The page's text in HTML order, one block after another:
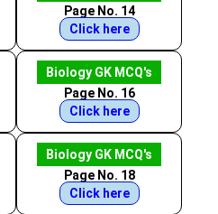
Page No. 14
Click here
Biology GK MCQ's
Page No. 16
Click here
Biology GK MCQ's
Page No. 18
Click here